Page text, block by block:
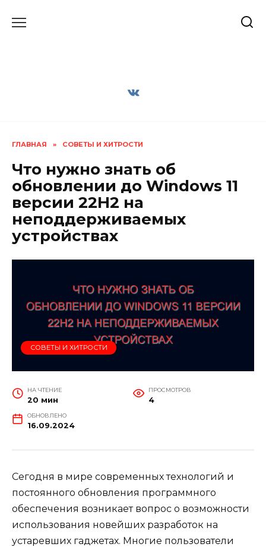
ГЛАВНАЯ » СОВЕТЫ И ХИТРОСТИ
Что нужно знать об
обновлении до Windows 11
версии 22H2 на
неподдерживаемых
устройствах
СОВЕТЫ И ХИТРОСТИ
НА ЧТЕНИЕ
20 мин
ПРОСМОТРОВ
4
ОБНОВЛЕНО
16.09.2024
Сегодня в мире современных технологий и
постоянного обновления программного
обеспечения возникает вопрос о возможности
использования новейших разработок на
устаревших гаджетах. Многие пользователи